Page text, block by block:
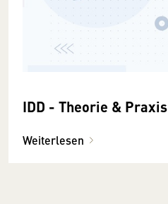
IDD - Theorie & Praxis
Weiterlesen